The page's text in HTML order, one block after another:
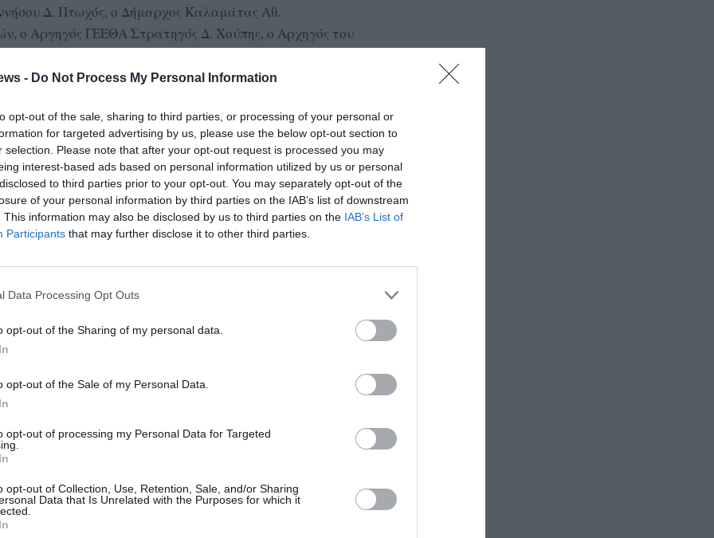
- Do Not Process My Personal Information
opt-out of the sale, sharing to third parties, or processing of your personal or
for targeted advertising by us, please use the below opt-out section to
selection. Please note that after your opt-out request is processed you may
interest-based ads based on personal information utilized by us or personal
to third parties prior to your opt-out. You may separately opt-out of the
of your personal information by third parties on the IAB’s list of downstream
This information may also be disclosed by us to third parties on the IAB’s List of
Participants that may further disclose it to other third parties.
Data Processing Opt Outs
opt-out of the Sharing of my personal data.
opt-out of the Sale of my Personal Data.
opt-out of processing my Personal Data for Targeted
opt-out of Collection, Use, Retention, Sale, and/or Sharing
Data that Is Unrelated with the Purposes for which it
Δ. Πτωχός, ο Δήμαρχος Καλαμάτας Αθ.
ο Αργηγός ΓΕΕΘΑ Στρατηγός Δ. Χούπης, ο Αρχηγός του
Βάγιας, ο Γεν. Αστυνομικός Δ/ντής Πελοποννήσου
Κομμάτων, του Δικαστικού Σώματος, των λοιπών